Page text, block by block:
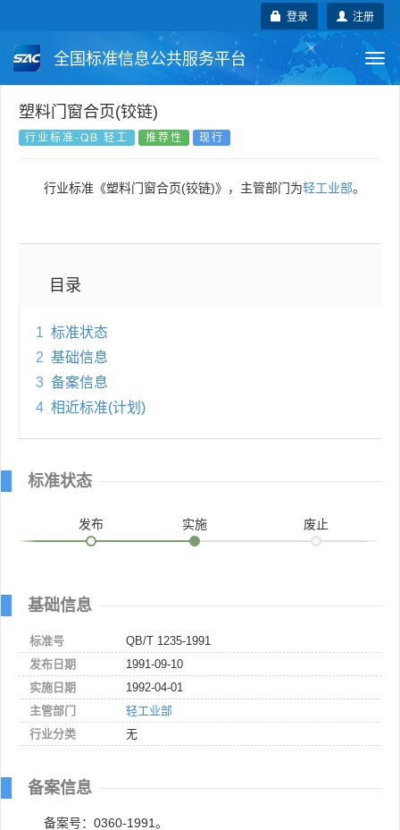
注册
登录
全国标准信息公共服务平台
国家标准
国外标准 技术委员会
塑料门窗合页(铰链)
行业标准-QB 轻工 推荐性 现行
行业标准《塑料门窗合页(铰链)》，主管部门为轻工业部。
目录
1 标准状态
2 基础信息
3 备案信息
4 相近标准(计划)
标准状态
发布 实施 废止
基础信息
标准号
QB/T 1235-1991
发布日期
1991-09-10
实施日期
1992-04-01
主管部门
轻工业部
行业分类
无
备案信息
备案号：0360-1991。